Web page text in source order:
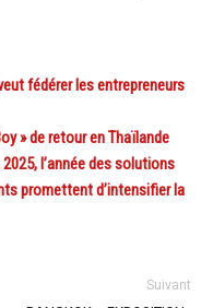
fédérer les entrepreneurs
» de retour en Thaïlande
2025, l’année des solutions
promettent d’intensifier la
Suivant